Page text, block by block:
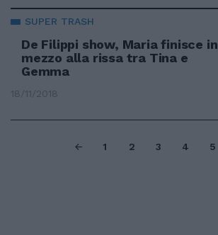
SUPER TRASH
De Filippi show, Maria finisce in
mezzo alla rissa tra Tina e
Gemma
18/11/2018
1 2 3 4 5